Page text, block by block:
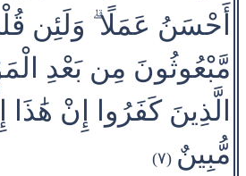
أَحْسَنُ عَمَلًا ۗ وَلَئِن
مَّبْعُوثُونَ مِن بَعْدِ
الَّذِينَ كَفَرُوا إِنْ هَٰذَا
مُّبِينٌ (٧)